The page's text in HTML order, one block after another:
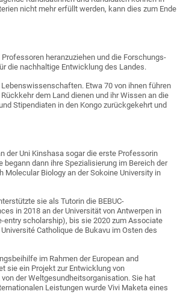
nicht mehr erfüllt werden, kann dies zum Ende
heranzuziehen und die Forschungs-
die nachhaltige Entwicklung des Landes.
Etwa 70 von ihnen führen
dem Land dienen und ihr Wissen an die
Stipendiaten in den Kongo zurückgekehrt und
der Uni Kinshasa sogar die erste Professorin
dann ihre Spezialisierung im Bereich der
Biology an der Sokoine University in
sie als Tutorin die BEBUC-
in 2018 an der Universität von Antwerpen in
entry scholarship), bis sie 2020 zum Associate
Catholique de Bukavu im Osten des
im Rahmen der European and
sie ein Projekt zur Entwicklung von
der Weltgesundheitsorganisation. Sie hat
Leistungen wurde Vivi Maketa eines